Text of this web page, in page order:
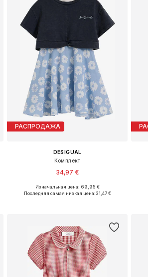
РАСПРОДАЖА
DESIGUAL
Комплект
34,97 €
Доступные размеры: 98-104, 158-164
Изначальная цена: 69,95 €
Последняя самая низкая цена:31,47 €